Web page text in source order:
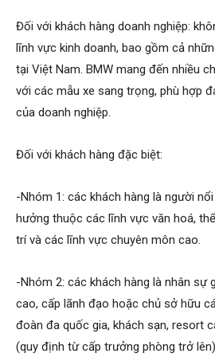
Đối với khách hàng doanh nghiệp:
lĩnh vực kinh doanh, bao gồm cả
tại Việt Nam. BMW mang đến nhiều
với các mẫu xe sang trọng, phù hợp
của doanh nghiệp.
Đối với khách hàng đặc biệt:
-Nhóm 1: các khách hàng là người
hưởng thuộc các lĩnh vực văn hoá,
trí và các lĩnh vực chuyên môn cao.
-Nhóm 2: các khách hàng là nhân sự
cao, cấp lãnh đạo hoặc chủ sở hữu
đoàn đa quốc gia, khách sạn, resort
(quy định từ cấp trưởng phòng trở